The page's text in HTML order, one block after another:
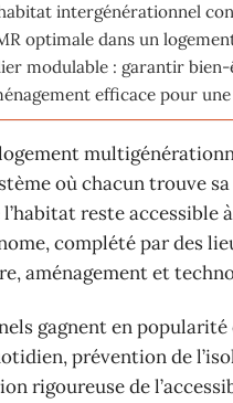
intergénérationnel
optimale dans un
modulable : garantir
efficace pour
où chacun trouve
reste accessible
complété par des
aménagement et
gagnent en
prévention de
rigoureuse de